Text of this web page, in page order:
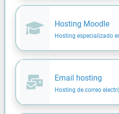
Hosting Moodle
Email hosting
Hosting de correo